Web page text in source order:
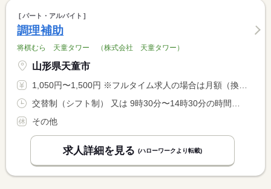
パート・アルバイト
調理補助
将棋むら 天童タワー （株式会社 天童タワー）
山形県天童市
1,050円〜1,500円 ※フルタイム求人の場合は月額（換算額）、パート求人の場合は時間額を表示しています。
その他
求人詳細を見る (ハローワークより転載)